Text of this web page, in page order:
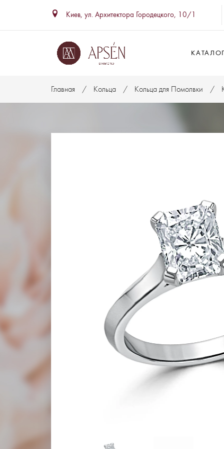
Киев, ул. Архитектора Городецкого, 10/1
Главная Кольца Кольца для Помолвки